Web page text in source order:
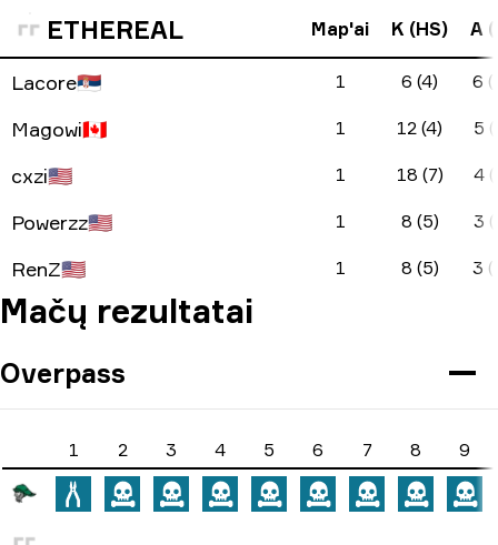
ETHEREAL Map'ai K (HS) A
Lacore🇷🇸 1 6 (4) 6
Magowi🇨🇦 1 12 (4) 5
cxzi🇺🇸 1 18 (7) 4
Powerzz🇺🇸 1 8 (5) 3
RenZ🇺🇸 1 8 (5) 3
Mačų rezultatai
Overpass
1 2 3 4 5 6 7 8 9